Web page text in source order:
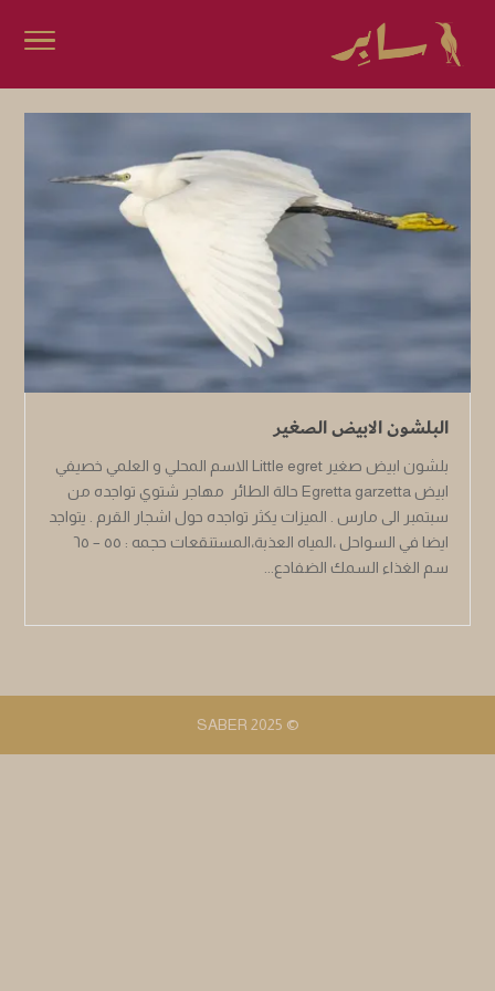
البلشون الابيض الصغير
بلشون ابيض صغير Little egret الاسم المحلي و العلمي خصيفي
ابيض Egretta garzetta حالة الطائر مهاجر شتوي تواجده من
سبتمبر الى مارس . الميزات يكثر تواجده حول اشجار القرم . يتواجد
ايضا في السواحل ،المياه العذبة،المستنقعات حجمه : ٥٥ – ٦٥
سم الغذاء السمك الضفادع...
© 2025 SABER